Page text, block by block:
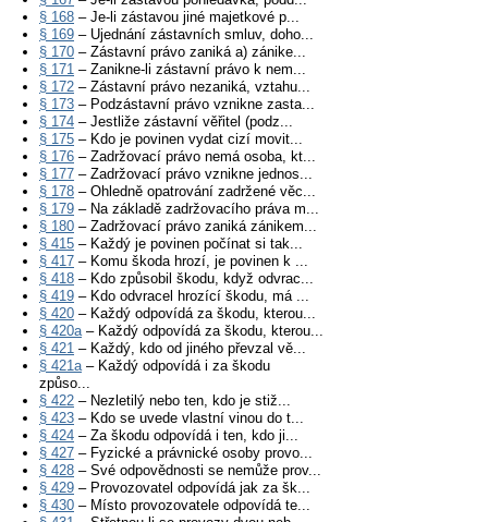
§ 168 – Je-li zástavou jiné majetkové p...
§ 169 – Ujednání zástavních smluv, doho...
§ 170 – Zástavní právo zaniká a) zánike...
§ 171 – Zanikne-li zástavní právo k nem...
§ 172 – Zástavní právo nezaniká, vztahu...
§ 173 – Podzástavní právo vznikne zasta...
§ 174 – Jestliže zástavní věřitel (podz...
§ 175 – Kdo je povinen vydat cizí movit...
§ 176 – Zadržovací právo nemá osoba, kt...
§ 177 – Zadržovací právo vznikne jednos...
§ 178 – Ohledně opatrování zadržené věc...
§ 179 – Na základě zadržovacího práva m...
§ 180 – Zadržovací právo zaniká zánikem...
§ 415 – Každý je povinen počínat si tak...
§ 417 – Komu škoda hrozí, je povinen k ...
§ 418 – Kdo způsobil škodu, když odvrac...
§ 419 – Kdo odvracel hrozící škodu, má ...
§ 420 – Každý odpovídá za škodu, kterou...
§ 420a– Každý odpovídá za škodu, kterou...
§ 421 – Každý, kdo od jiného převzal vě...
§ 421a– Každý odpovídá i za škodu
způso...
§ 422 – Nezletilý nebo ten, kdo je stiž...
§ 423 – Kdo se uvede vlastní vinou do t...
§ 424 – Za škodu odpovídá i ten, kdo ji...
§ 427 – Fyzické a právnické osoby provo...
§ 428 – Své odpovědnosti se nemůže prov...
§ 429 – Provozovatel odpovídá jak za šk...
§ 430 – Místo provozovatele odpovídá te...